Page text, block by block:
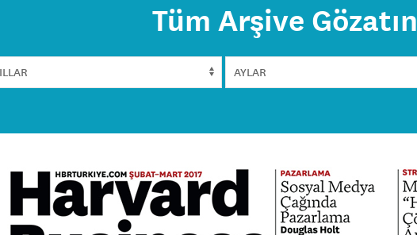
Tüm Arşive Gözatın